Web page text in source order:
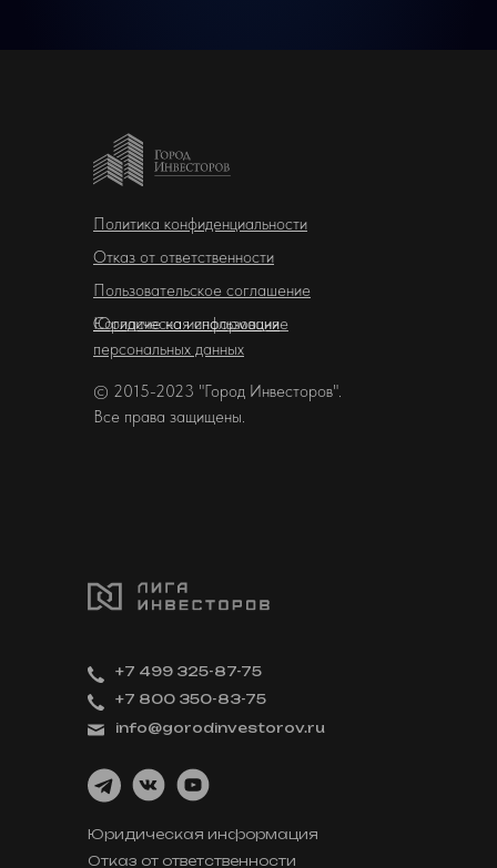
© 2015-2023 "Город Инвесторов".
Все права защищены.
Политика конфиденциальности
Отказ от ответcтвенности
Пользовательское соглашение
Юридическая информация
Согласие на использование
персональных данных
Юридическая информация
Отказ от ответственности
+7 499 325-87-75
info@gorodinvestorov.ru
+7 800 350-83-75